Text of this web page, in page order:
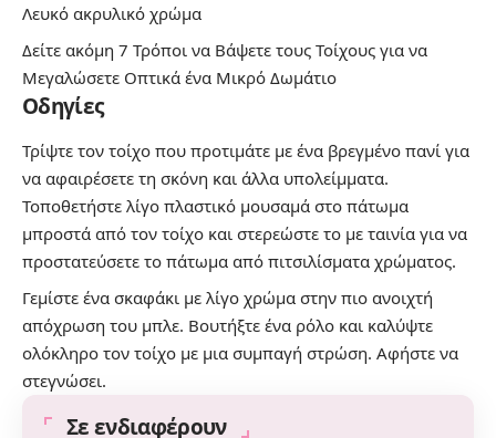
Λευκό ακρυλικό χρώμα
Δείτε ακόμη 7 Τρόποι να Βάψετε τους Τοίχους για να
Μεγαλώσετε Οπτικά ένα Μικρό Δωμάτιο
Οδηγίες
Τρίψτε τον τοίχο που προτιμάτε με ένα βρεγμένο πανί για
να αφαιρέσετε τη σκόνη και άλλα υπολείμματα.
Τοποθετήστε λίγο πλαστικό μουσαμά στο πάτωμα
μπροστά από τον τοίχο και στερεώστε το με ταινία για να
προστατεύσετε το πάτωμα από πιτσιλίσματα χρώματος.
Γεμίστε ένα σκαφάκι με λίγο χρώμα στην πιο ανοιχτή
απόχρωση του μπλε. Βουτήξτε ένα ρόλο και καλύψτε
ολόκληρο τον τοίχο με μια συμπαγή στρώση. Αφήστε να
στεγνώσει.
Σε ενδιαφέρουν